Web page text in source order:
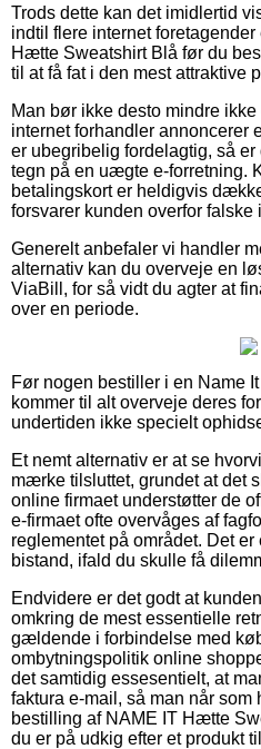
Trods dette kan det imidlertid
indtil flere internet
Hætte Sweatshirt Blå før du
til at få fat i den mest attraktive
Man bør ikke desto mindre
internet forhandler annoncerer
er ubegribelig fordelagtig, så
tegn på en uægte e-forretning.
betalingskort er heldigvis
forsvarer kunden overfor falske
Generelt anbefaler vi handler
alternativ kan du overveje en
ViaBill, for så vidt du agter at
over en periode.
Før nogen bestiller i en Name
kommer til alt overveje deres
undertiden ikke specielt
Et nemt alternativ er at se
mærke tilsluttet, grundet at det
online firmaet understøtter de
e-firmaet ofte overvåges af
reglementet på området. Det
bistand, ifald du skulle få
Endvidere er det godt at
omkring de mest essentielle
gældende i forbindelse med
ombytningspolitik online
det samtidig essesentielt, at
faktura e-mail, så man når som
bestilling af NAME IT Hætte
du er på udkig efter et produkt